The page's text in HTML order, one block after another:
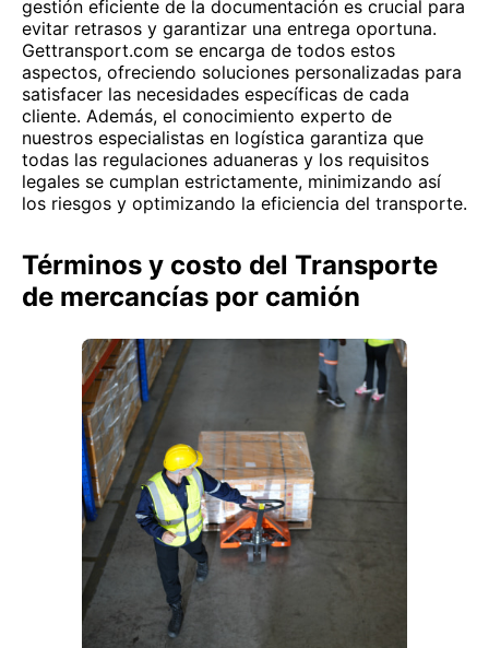
gestión eficiente de la documentación es crucial para
evitar retrasos y garantizar una entrega oportuna.
Gettransport.com se encarga de todos estos
aspectos, ofreciendo soluciones personalizadas para
satisfacer las necesidades específicas de cada
cliente. Además, el conocimiento experto de
nuestros especialistas en logística garantiza que
todas las regulaciones aduaneras y los requisitos
legales se cumplan estrictamente, minimizando así
los riesgos y optimizando la eficiencia del transporte.
Términos y costo del Transporte
de mercancías por camión